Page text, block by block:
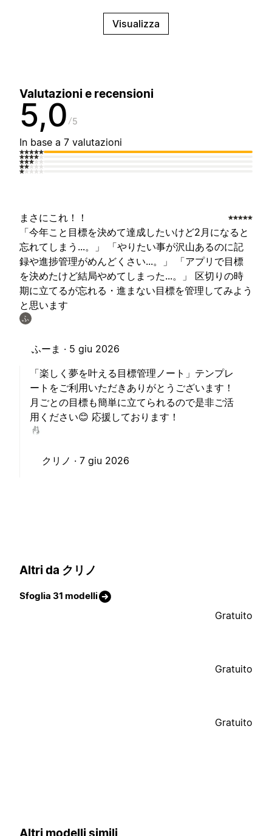
Visualizza
Valutazioni e recensioni
5,0 5
In base a 7 valutazioni
まさにこれ！！
「今年こと目標を決めて達成したいけど2月になると
忘れてしまう...。」 「やりたい事が沢山あるのに記
録や進捗管理がめんどくさい...。」 「アプリで目標
を決めたけど結局やめてしまった...。」 区切りの時
期に立てるが忘れる・進まない目標を管理してみよう
と思います
ふ
ふーま · 5 giu 2026
「楽しく夢を叶える目標管理ノート」テンプレ
ートをご利用いただきありがとうございます！
月ごとの目標も簡単に立てられるので是非ご活
用ください😊 応援しております！
クリノ · 7 giu 2026
Altri da クリノ
Sfoglia 31 modelli
Gratuito
Gratuito
Gratuito